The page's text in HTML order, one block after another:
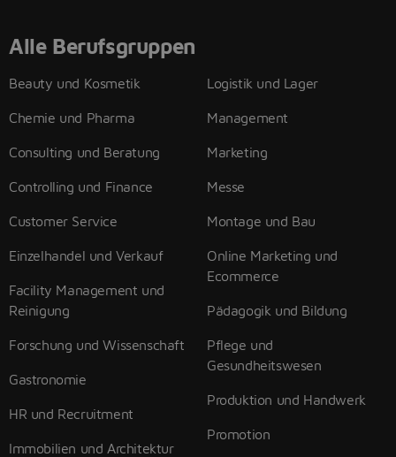
Alle Berufsgruppen
Beauty und Kosmetik
Chemie und Pharma
Consulting und Beratung
Controlling und Finance
Customer Service
Einzelhandel und Verkauf
Facility Management und
Reinigung
Forschung und Wissenschaft
Gastronomie
HR und Recruitment
Immobilien und Architektur
Logistik und Lager
Management
Marketing
Messe
Montage und Bau
Online Marketing und
Ecommerce
Pädagogik und Bildung
Pflege und
Gesundheitswesen
Produktion und Handwerk
Promotion